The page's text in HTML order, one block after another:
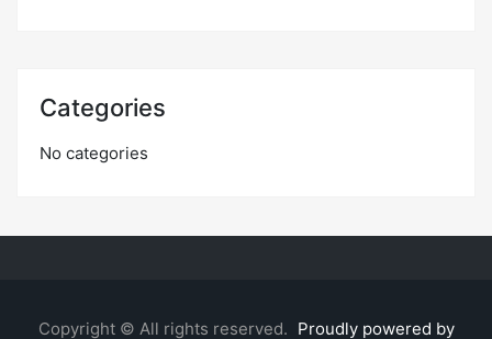
Categories
No categories
Copyright © All rights reserved. Proudly powered by